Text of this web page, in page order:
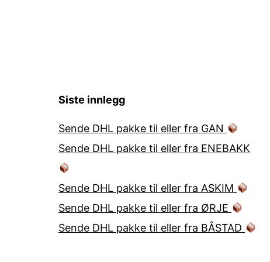
Siste innlegg
Sende DHL pakke til eller fra GAN
Sende DHL pakke til eller fra ENEBAKK
Sende DHL pakke til eller fra ASKIM
Sende DHL pakke til eller fra ØRJE
Sende DHL pakke til eller fra BÅSTAD